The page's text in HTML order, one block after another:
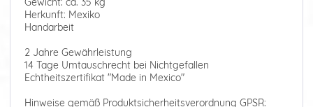
Herkunft: Mexiko
Handarbeit
2 Jahre Gewährleistung
14 Tage Umtauschrecht bei Nichtgefallen
Echtheitszertifikat "Made in Mexico"
Hinweise gemäß Produktsicherheitsverordnung GPSR: